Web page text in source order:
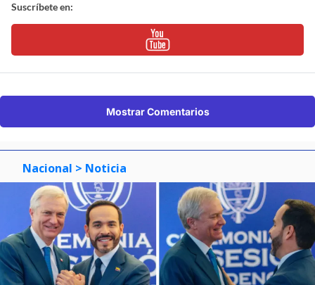
Suscríbete en:
Mostrar Comentarios
Nacional > Noticia